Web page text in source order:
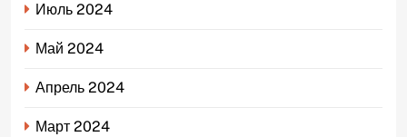
Июль 2024
Май 2024
Апрель 2024
Март 2024